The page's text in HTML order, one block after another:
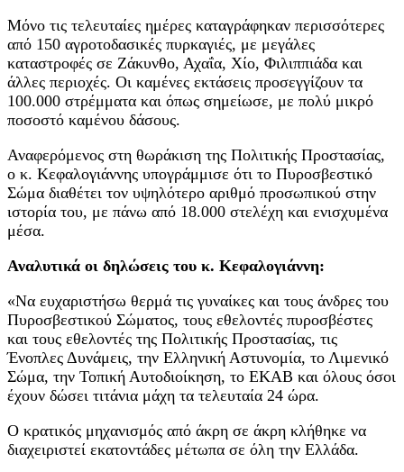
Μόνο τις τελευταίες ημέρες καταγράφηκαν περισσότερες
από 150 αγροτοδασικές πυρκαγιές, με μεγάλες
καταστροφές σε Ζάκυνθο, Αχαΐα, Χίο, Φιλιππιάδα και
άλλες περιοχές. Οι καμένες εκτάσεις προσεγγίζουν τα
100.000 στρέμματα και όπως σημείωσε, με πολύ μικρό
ποσοστό καμένου δάσους.
Αναφερόμενος στη θωράκιση της Πολιτικής Προστασίας,
ο κ. Κεφαλογιάννης υπογράμμισε ότι το Πυροσβεστικό
Σώμα διαθέτει τον υψηλότερο αριθμό προσωπικού στην
ιστορία του, με πάνω από 18.000 στελέχη και ενισχυμένα
μέσα.
Αναλυτικά οι δηλώσεις του κ. Κεφαλογιάννη:
«Να ευχαριστήσω θερμά τις γυναίκες και τους άνδρες του
Πυροσβεστικού Σώματος, τους εθελοντές πυροσβέστες
και τους εθελοντές της Πολιτικής Προστασίας, τις
Ένοπλες Δυνάμεις, την Ελληνική Αστυνομία, το Λιμενικό
Σώμα, την Τοπική Αυτοδιοίκηση, το ΕΚΑΒ και όλους όσοι
έχουν δώσει τιτάνια μάχη τα τελευταία 24 ώρα.
Ο κρατικός μηχανισμός από άκρη σε άκρη κλήθηκε να
διαχειριστεί εκατοντάδες μέτωπα σε όλη την Ελλάδα.